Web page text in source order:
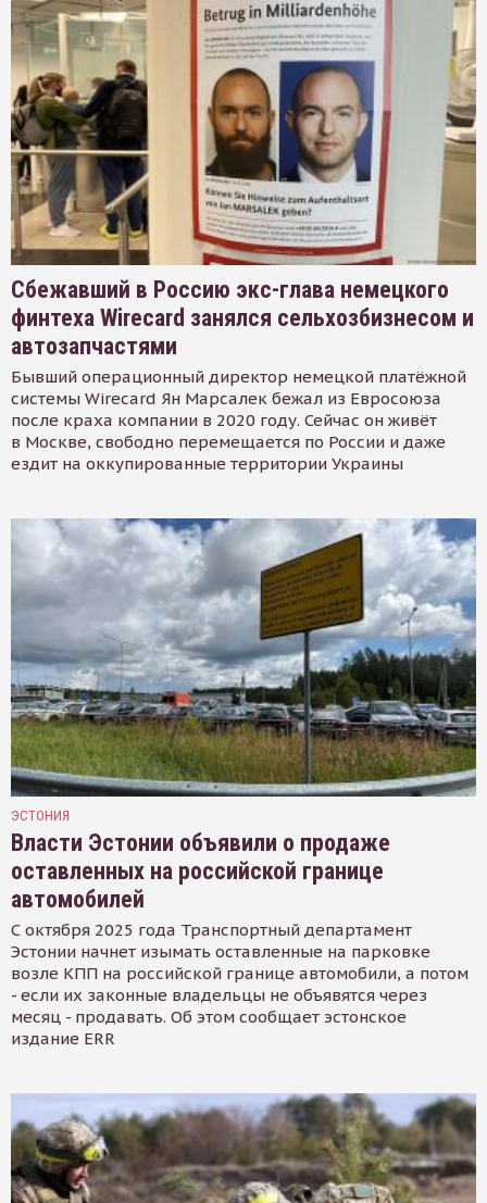
Сбежавший в Россию экс-глава немецкого
финтеха Wirecard занялся сельхозбизнесом и
автозапчастями
Бывший операционный директор немецкой платёжной
системы Wirecard Ян Марсалек бежал из Евросоюза
после краха компании в 2020 году. Сейчас он живёт
в Москве, свободно перемещается по России и даже
ездит на оккупированные территории Украины
ЭСТОНИЯ
Власти Эстонии объявили о продаже
оставленных на российской границе
автомобилей
С октября 2025 года Транспортный департамент
Эстонии начнет изымать оставленные на парковке
возле КПП на российской границе автомобили, а потом
- если их законные владельцы не объявятся через
месяц - продавать. Об этом сообщает эстонское
издание ERR